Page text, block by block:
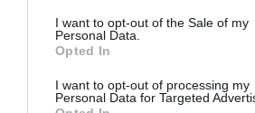
I want to opt-out of the Sale of my
Personal Data.
Opted In
I want to opt-out of processing my
Personal Data for Targeted
Par ailleurs, si je suis votre
“raisonnement”, Boeing
des millions sur le 747, je
couper un bras ?